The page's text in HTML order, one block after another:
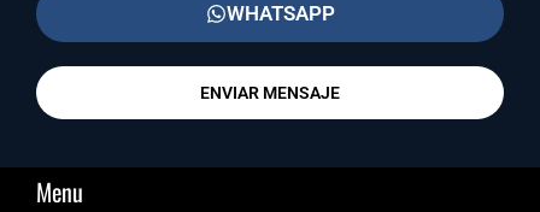
WHATSAPP
ENVIAR MENSAJE
Menu